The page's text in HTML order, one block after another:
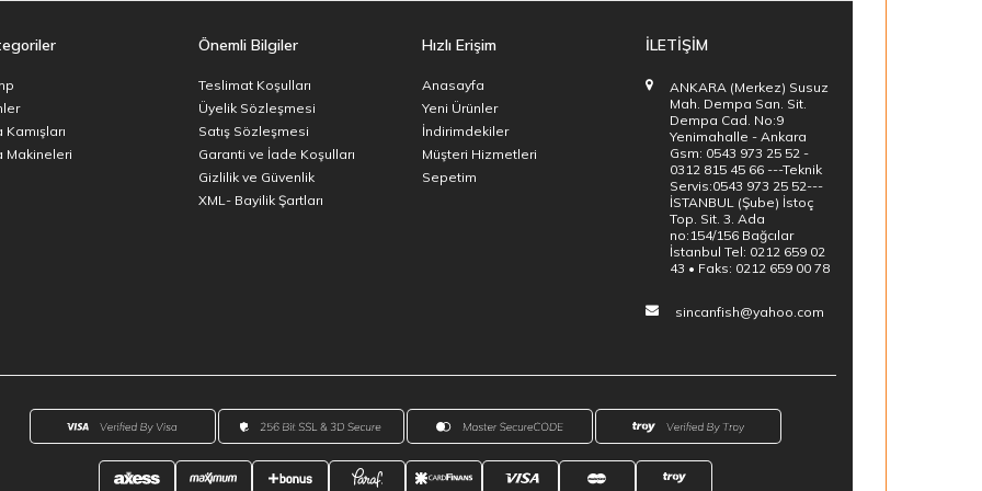
Kamışları
Makineleri
Önemli Bilgiler
Teslimat Koşulları
Üyelik Sözleşmesi
Satış Sözleşmesi
Garanti ve İade Koşulları
Gizlilik ve Güvenlik
XML- Bayilik Şartları
Hızlı Erişim
Anasayfa
Yeni Ürünler
İndirimdekiler
Müşteri Hizmetleri
Sepetim
İLETİŞİM
ANKARA (Merkez) Susuz
Mah. Dempa San. Sit.
Dempa Cad. No:9
Yenimahalle - Ankara
Gsm: 0543 973 25 52 -
0312 815 45 66 ---Teknik
Servis:0543 973 25 52---
İSTANBUL (Şube) İstoç
Top. Sit. 3. Ada
no:154/156 Bağcılar
İstanbul Tel: 0212 659 02
43 • Faks: 0212 659 00 78
sincanfish@yahoo.com